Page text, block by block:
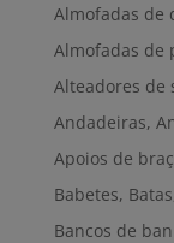
Almofadas de
Almofadas de
Alteadores de
Andadeiras,
Apoios de
Babetes,
Bancos de